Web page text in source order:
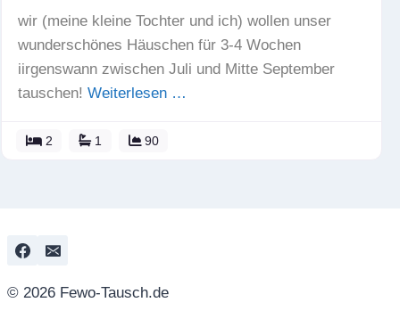
wir (meine kleine Tochter und ich) wollen unser
wunderschönes Häuschen für 3-4 Wochen
iirgenswann zwischen Juli und Mitte September
tauschen! Weiterlesen …
2 1 90
© 2026 Fewo-Tausch.de